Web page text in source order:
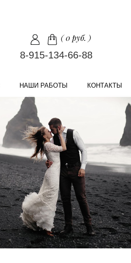
(0 руб. )
8-915-134-66-88
НАШИ РАБОТЫ КОНТАКТЫ